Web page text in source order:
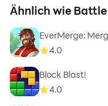
Ähnlich wie
EverMerge:
4.0
Block Blast!
4.0